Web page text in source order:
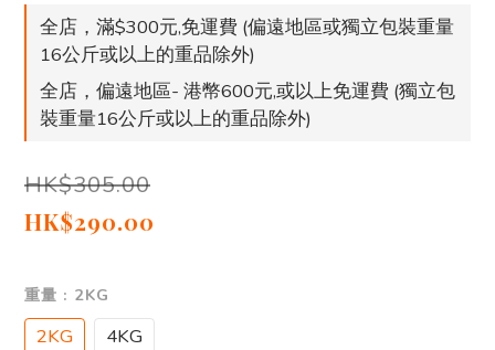
全店，滿$300元,免運費 (偏遠地區或獨立包裝重量
16公斤或以上的重品除外)
全店，偏遠地區- 港幣600元,或以上免運費 (獨立包
裝重量16公斤或以上的重品除外)
HK$305.00
HK$290.00
重量 : 2KG
2KG 4KG